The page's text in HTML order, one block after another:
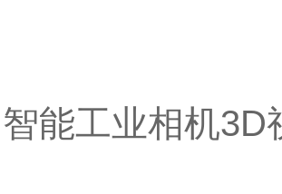
智能工业相机3D